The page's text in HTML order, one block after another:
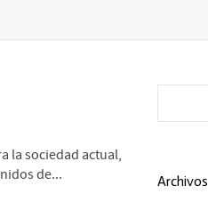
la sociedad actual,
de...
Archivos